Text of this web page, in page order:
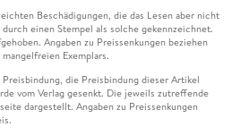
Beschädigungen, die das Lesen aber nicht
einen Stempel als solche gekennzeichnet.
Angaben zu Preissenkungen beziehen
Exemplars.
die Preisbindung dieser Artikel
vom Verlag gesenkt. Die jeweils zutreffende
dargestellt. Angaben zu Preissenkungen